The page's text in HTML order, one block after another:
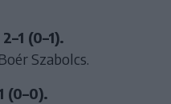
(0–1).
Szabolcs.
(0–0).